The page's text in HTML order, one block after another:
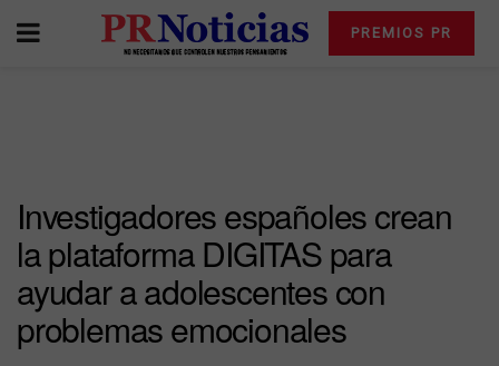
PREMIOS PR
Investigadores españoles crean
la plataforma DIGITAS para
ayudar a adolescentes con
problemas emocionales